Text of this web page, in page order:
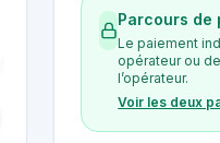
Parcours de
Le paiement
opérateur ou
l’opérateur.
Voir les deux